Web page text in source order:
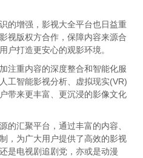
的增强，影视大全平台也日益重
视版权方合作，保障内容来源合
户打造更安心的观影环境。
注重内容的深度整合和智能化服
工智能影视分析、虚拟现实(VR)
带来更丰富、更沉浸的影像文化
的汇聚平台，通过丰富的内容、
，为广大用户提供了高效的影视
是电视剧追剧党，亦或是动漫